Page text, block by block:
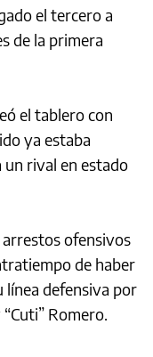
el tercero a
de la primera
el tablero con
ya estaba
rival en estado
arrestos ofensivos
de haber
línea defensiva por
Romero.